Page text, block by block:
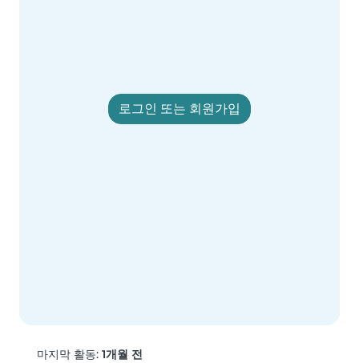
로그인 또는 회원가입
마지막 활동: 1개월 전